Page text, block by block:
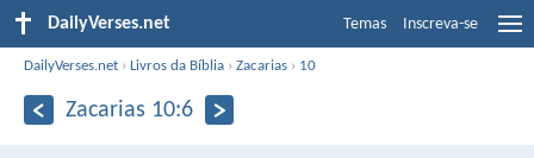
DailyVerses.net Temas Inscreva-se
DailyVerses.net ›Livros da Bíblia ›Zacarias › 10
Zacarias 10:6